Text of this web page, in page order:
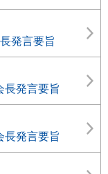
発言要旨
長発言要旨
長発言要旨